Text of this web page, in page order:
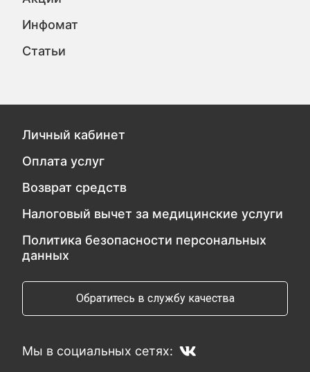
Инфомат
Статьи
Личный кабинет
Оплата услуг
Возврат средств
Налоговый вычет за медицинские услуги
Политика безопасности персональных
данных
Обратитесь в службу качества
Мы в социальных сетях: